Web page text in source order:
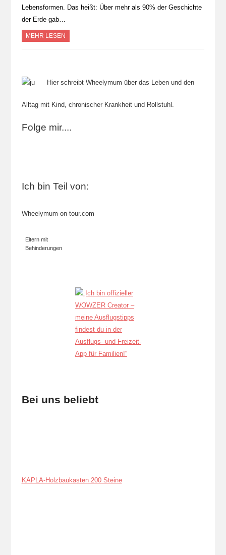
Lebensformen. Das heißt: Über mehr als 90% der Geschichte
der Erde gab…
MEHR LESEN
Hier schreibt Wheelymum über das Leben und den
Alltag mit Kind, chronischer Krankheit und Rollstuhl.
Folge mir....
Ich bin Teil von:
Wheelymum-on-tour.com
Eltern mit
Behinderungen
Bei uns beliebt
KAPLA-Holzbaukasten 200 Steine